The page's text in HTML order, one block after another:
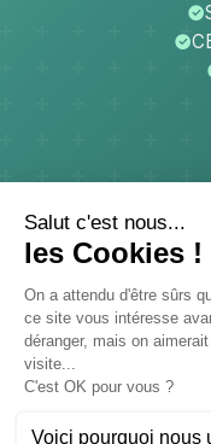
Donateurs
Support